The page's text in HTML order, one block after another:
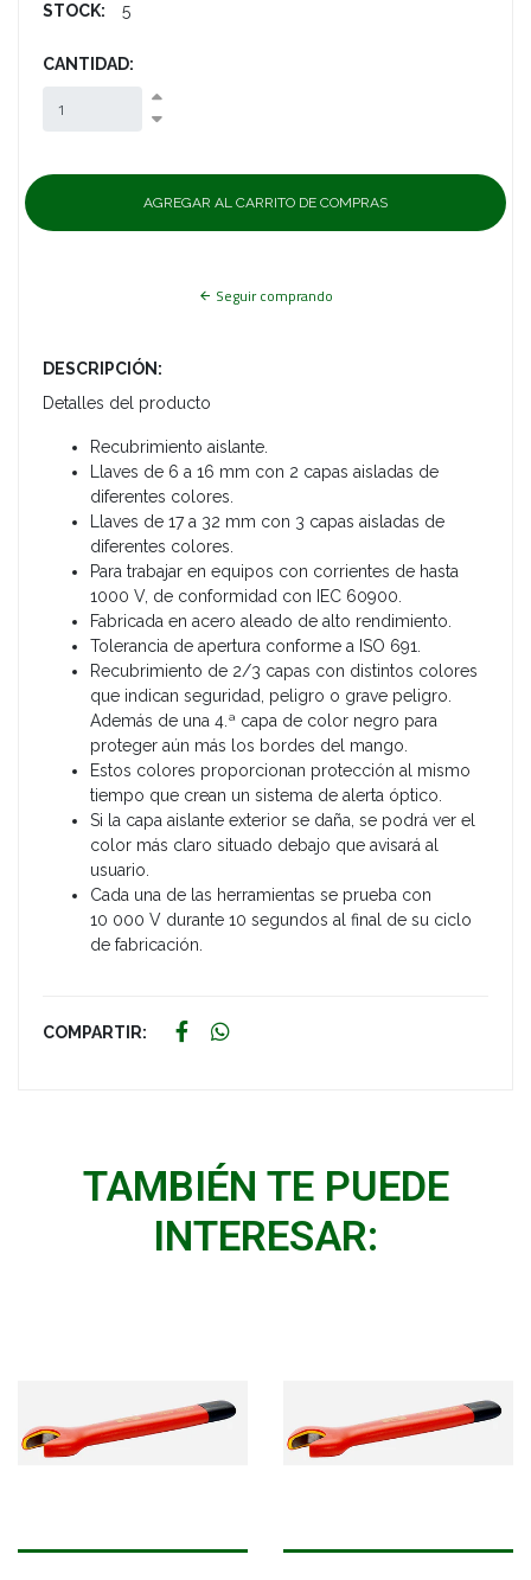
STOCK: 5
CANTIDAD:
Seguir comprando
DESCRIPCIÓN:
Detalles del producto
Recubrimiento aislante.
Llaves de 6 a 16 mm con 2 capas aisladas de
diferentes colores.
Llaves de 17 a 32 mm con 3 capas aisladas de
diferentes colores.
Para trabajar en equipos con corrientes de hasta
1000 V, de conformidad con IEC 60900.
Fabricada en acero aleado de alto rendimiento.
Tolerancia de apertura conforme a ISO 691.
Recubrimiento de 2/3 capas con distintos colores
que indican seguridad, peligro o grave peligro.
Además de una 4.ª capa de color negro para
proteger aún más los bordes del mango.
Estos colores proporcionan protección al mismo
tiempo que crean un sistema de alerta óptico.
Si la capa aislante exterior se daña, se podrá ver el
color más claro situado debajo que avisará al
usuario.
Cada una de las herramientas se prueba con
10 000 V durante 10 segundos al final de su ciclo
de fabricación.
COMPARTIR:
TAMBIÉN TE PUEDE
INTERESAR: